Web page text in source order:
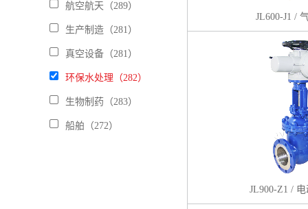
航空航天（289）
生产制造（281）
真空设备（281）
环保水处理（282）
生物制药（283）
船舶（272）
JL600-J1 /
JL900-Z1 /